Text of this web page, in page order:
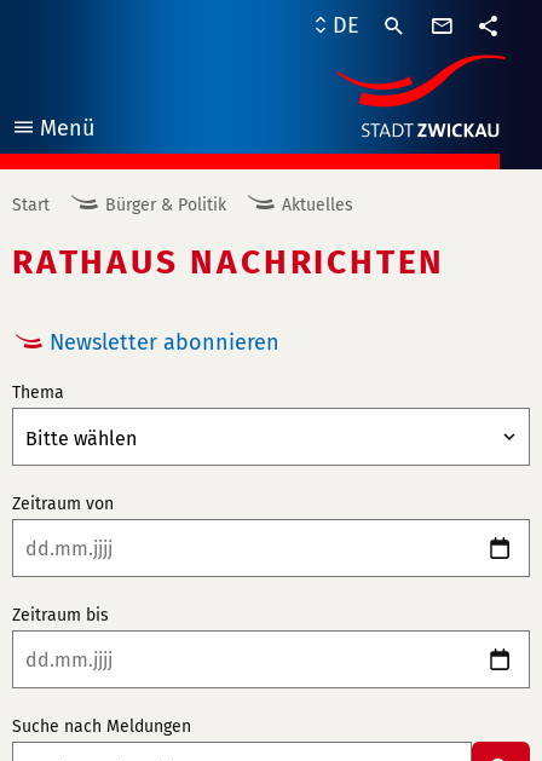
Menü
öffnen
DE
Start Bürger & Politik Aktuelles
RATHAUS NACHRICHTEN
Newsletter abonnieren
Thema
Zeitraum von
Zeitraum bis
Suche nach Meldungen